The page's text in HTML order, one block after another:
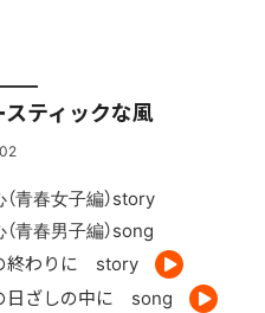
スティックな風
（青春女子編）story
（青春男子編）song
終わりに story
日ざしの中に song